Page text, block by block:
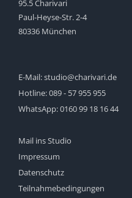
95.5 Charivari
Paul-Heyse-Str. 2-4
80336 München
E-Mail:studio@charivari.de
Hotline:089 - 57 955 955
WhatsApp:0160 99 18 16 44
Mail ins Studio
Impressum
Datenschutz
Teilnahmebedingungen